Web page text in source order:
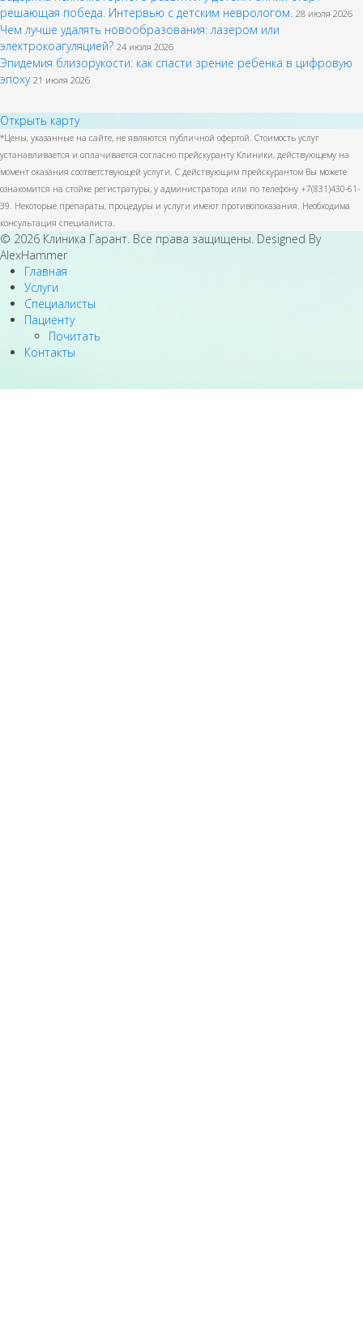
решающая победа. Интервью с детским неврологом. 28 июля 2026
Чем лучше удалять новообразования: лазером или
электрокоагуляцией? 24 июля 2026
Эпидемия близорукости: как спасти зрение ребенка в цифровую
эпоху 21 июля 2026
Открыть карту
*Цены, указанные на сайте, не являются публичной офертой. Стоимость услуг
устанавливается и оплачивается согласно прейскуранту Клиники, действующему на
момент оказания соответствующей услуги. С действующим прейскурантом Вы можете
ознакомится на стойке регистратуры, у администратора или по телефону +7(831)430-61-
39. Некоторые препараты, процедуры и услуги имеют противопоказания. Необходима
консультация специалиста.
© 2026 Клиника Гарант. Все права защищены. Designed By
AlexHammer
Главная
Услуги
Специалисты
Пациенту
Почитать
Контакты